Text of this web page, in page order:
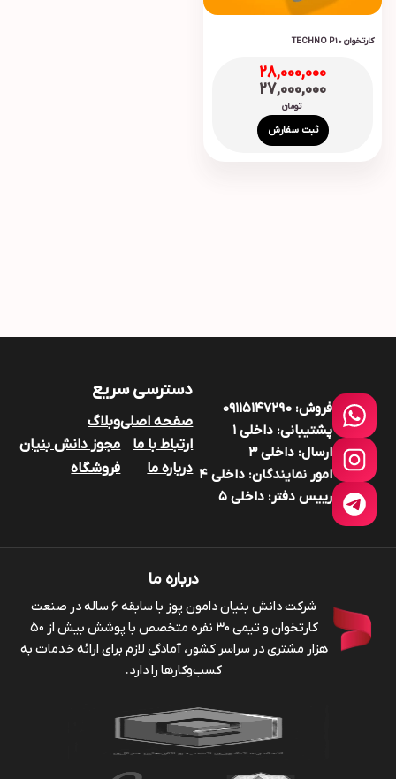
کارتخوان TECHNO P10
ثبت سفارش
28,000,000
27,000,000
تومان
فروش: ۰۹۱۱۵۱۴۷۲9۰
پشتیبانی: داخلی ۱
ارسال: داخلی ۳
امور نمایندگان: داخلی ۴
رییس دفتر: داخلی ۵
دسترسی سریع
صفحه اصلی
ارتباط با ما
درباره ما
وبلاگ
مجوز دانش بنیان
فروشگاه
درباره ما
شرکت دانش بنیان دامون پوز با سابقه ۶ ساله در صنعت
کارتخوان و تیمی ۳۰ نفره متخصص با پوشش بیش از ۵۰
هزار مشتری در سراسر کشور، آمادگی لازم برای ارائه خدمات به
کسب‌وکارها را دارد.